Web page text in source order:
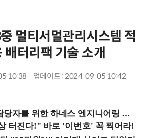
멀티서멀관리시스템 적
배터리팩 기술 소개
10:38 업데이트 : 2024-09-05 10:42
한 하네스 엔지니어링 입문과정 (8/20 신논현역)